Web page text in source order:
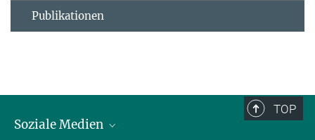
Publikationen
TOP
Soziale Medien